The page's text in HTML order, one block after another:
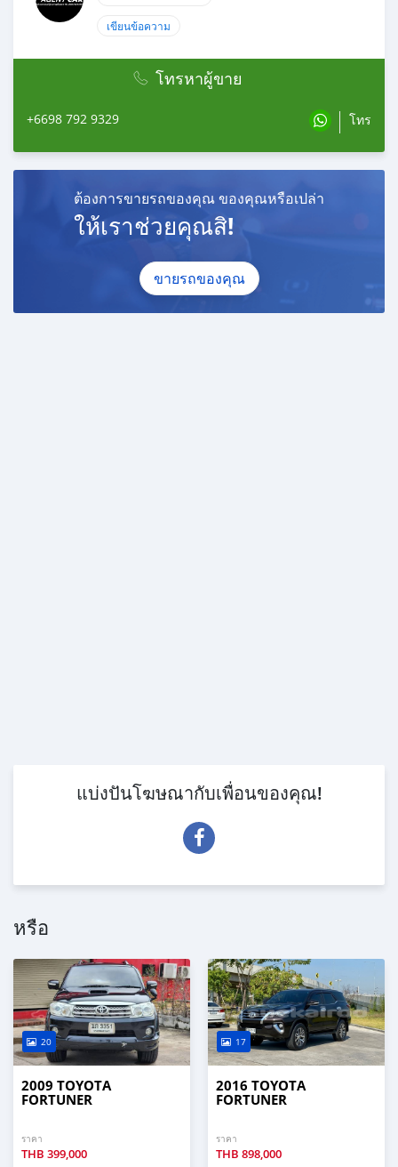
เขียนข้อความ
โทรหาผู้ขาย
+6698 792 9329 โทร
ต้องการขายรถของคุณ ของคุณหรือเปล่า
ให้เราช่วยคุณสิ!
ขายรถของคุณ
แบ่งปันโฆษณากับเพื่อนของคุณ!
หรือ
20
2009 TOYOTA
FORTUNER
ราคา
THB 399,000
17
2016 TOYOTA
FORTUNER
ราคา
THB 898,000